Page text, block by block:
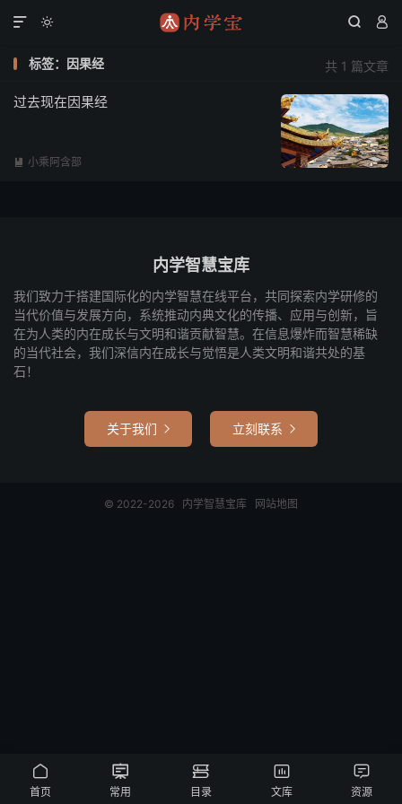
  

共 1 篇文章
标签：因果经
过去现在因果经
 小乘阿含部
内学智慧宝库
我们致力于搭建国际化的内学智慧在线平台，共同探索内学研修的
当代价值与发展方向，系统推动内典文化的传播、应用与创新，旨
在为人类的内在成长与文明和谐贡献智慧。在信息爆炸而智慧稀缺
的当代社会，我们深信内在成长与觉悟是人类文明和谐共处的基
石！
关于我们  立刻联系 
© 2022-2026 内学智慧宝库 网站地图

首页

常用

目录

文库

资源